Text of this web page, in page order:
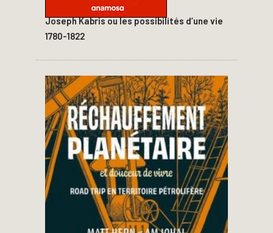
Joseph Kabris ou les possibilités d’une vie
1780-1822